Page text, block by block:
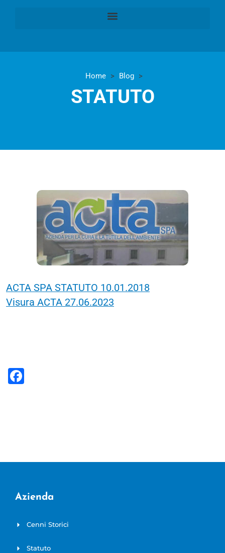
Home > Blog >
STATUTO
ACTA SPA STATUTO 10.01.2018
Visura ACTA 27.06.2023
k
Azienda
Cenni Storici
Statuto